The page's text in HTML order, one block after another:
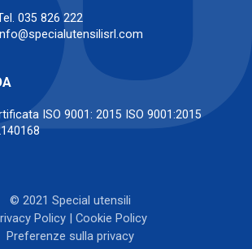
035 826 222
ISO 9001: 2015 ISO 9001:2015
© 2021 Special utensili
Policy | Cookie Policy
Preferenze sulla privacy